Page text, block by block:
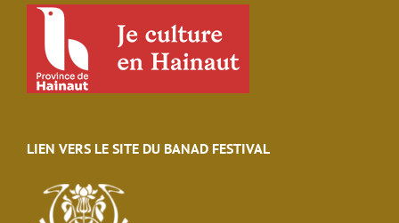
LIEN VERS LE SITE DU BANAD FESTIVAL